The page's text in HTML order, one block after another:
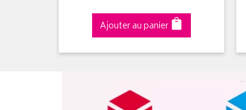
Ajouter au panier